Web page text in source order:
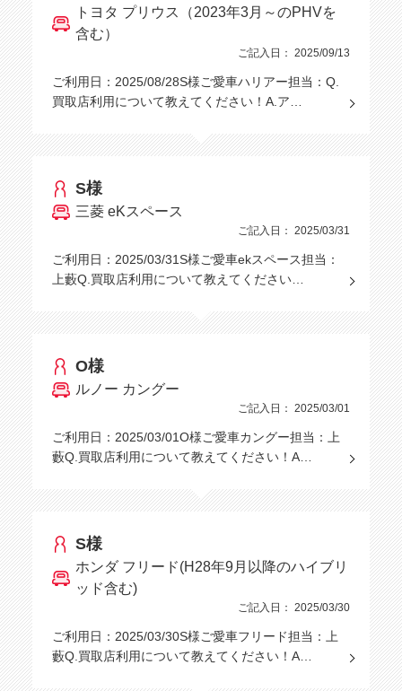
トヨタ プリウス（2023年3月～のPHVを
含む）
ご記入日： 2025/09/13
ご利用日：2025/08/28S様ご愛車ハリアー担当：Q.
買取店利用について教えてください！A.ア…
S様
三菱 eKスペース
ご記入日： 2025/03/31
ご利用日：2025/03/31S様ご愛車ekスペース担当：
上藪Q.買取店利用について教えてください…
O様
ルノー カングー
ご記入日： 2025/03/01
ご利用日：2025/03/01O様ご愛車カングー担当：上
藪Q.買取店利用について教えてください！A…
S様
ホンダ フリード(H28年9月以降のハイブリ
ッド含む)
ご記入日： 2025/03/30
ご利用日：2025/03/30S様ご愛車フリード担当：上
藪Q.買取店利用について教えてください！A…